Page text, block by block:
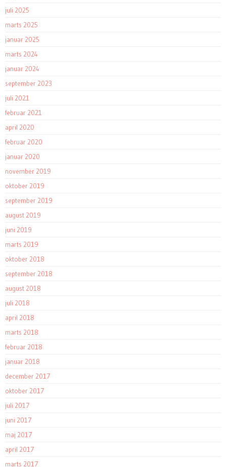
juli 2025
marts 2025
januar 2025
marts 2024
januar 2024
september 2023
juli 2021
februar 2021
april 2020
februar 2020
januar 2020
november 2019
oktober 2019
september 2019
august 2019
juni 2019
marts 2019
oktober 2018
september 2018
august 2018
juli 2018
april 2018
marts 2018
februar 2018
januar 2018
december 2017
oktober 2017
juli 2017
juni 2017
maj 2017
april 2017
marts 2017